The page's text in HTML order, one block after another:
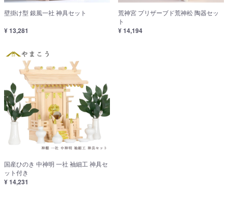
壁掛け型 銀風一社 神具セット
¥ 13,281
荒神宮 プリザーブド荒神松 陶器セッ
ト
¥ 14,194
国産ひのき 中神明 一社 袖細工 神具セ
ット付き
¥ 14,231